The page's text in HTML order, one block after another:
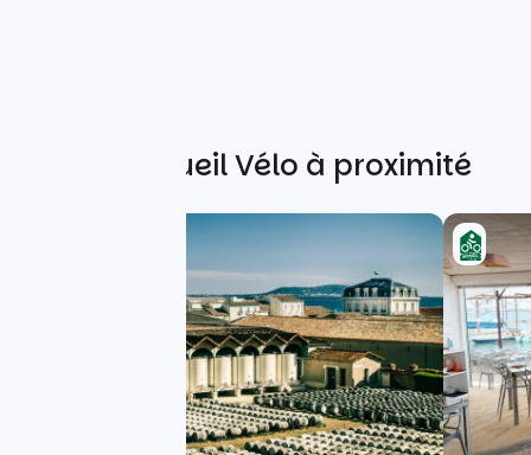
Autres Accueil Vélo à proximité